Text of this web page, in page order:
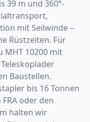
39 m und 360°-
mit Seilwinde –
Rüstzeiten. Für
MHT 10200 mit
Teleskoplader
Baustellen.
bis 16 Tonnen
oder den
halten wir